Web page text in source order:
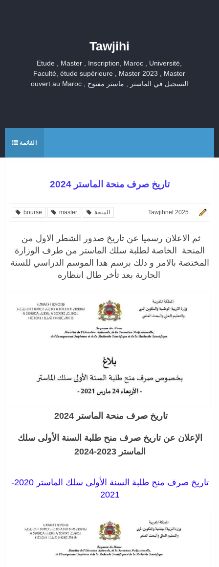
Tawjihi
Etude , Master , Inscription, Maroc , Université,
Faculté, étude supérieure , Master 2023 , Master
ouvert au Maroc , التسجيل في الماستر , ماستر مفتوح
القائمة
تاريخ صرف منحة الماستر 2024
Tawjihnet 2025
bourse master المنحة
ثم الاعلان رسميا عن تاريخ صدور الشطر الاول من
المنحة الخاصة لطلبة سلك الماستر من طرف الوزارة
المختصة بالامر و دلك برسم هدا الموسم الدراسي للسنة
الجارية بعد تأخر طال انتظاره
تاريخ صرف منحة الماستر 2024
الإعلان عن تاريخ صرف منح طلبة السنة الأولى سلك
الماستر 2023-2024
تاريخ صرف منح طلبة السنة الأولى سلك الماستر 2020-
2021